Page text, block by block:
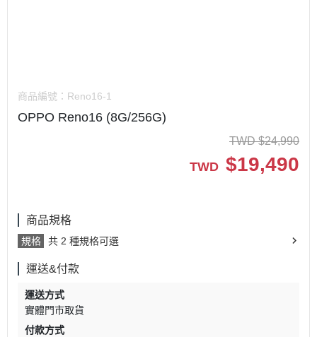
商品編號： Reno16-1
OPPO Reno16 (8G/256G)
TWD $24,990
TWD $19,490
商品規格
規格 共 2 種規格可選
運送&付款
運送方式
實體門市取貨
付款方式